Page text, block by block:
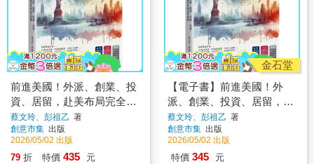
前進美國！外派、創業、投
資、居留，赴美布局完全攻
略
蔡文玲、彭祖乙 著
創意市集 出版
2026/05/02 出版
79 折 特價 435 元
金石堂
【電子書】前進美國！外
派、創業、投資、居留，赴
美布局完全攻略
蔡文玲、彭祖乙 著
創意市集 出版
2026/05/02 出版
特價 345 元